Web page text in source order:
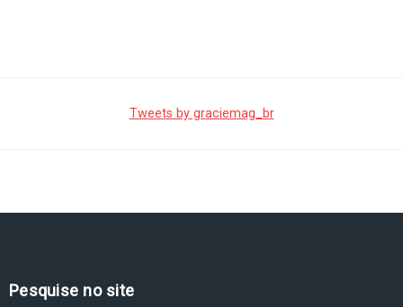
Tweets by graciemag_br
Pesquise no site